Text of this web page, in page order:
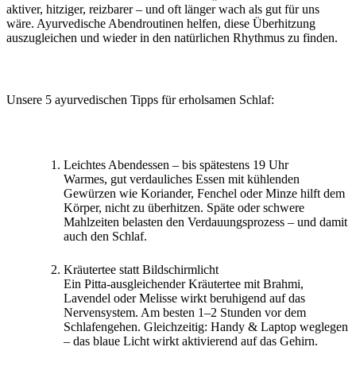
aktiver, hitziger, reizbarer – und oft länger wach als gut für uns
wäre. Ayurvedische Abendroutinen helfen, diese Überhitzung
auszugleichen und wieder in den natürlichen Rhythmus zu finden.
Unsere 5 ayurvedischen Tipps für erholsamen Schlaf:
Leichtes Abendessen – bis spätestens 19 Uhr
Warmes, gut verdauliches Essen mit kühlenden
Gewürzen wie Koriander, Fenchel oder Minze hilft dem
Körper, nicht zu überhitzen. Späte oder schwere
Mahlzeiten belasten den Verdauungsprozess – und damit
auch den Schlaf.
Kräutertee statt Bildschirmlicht
Ein Pitta-ausgleichender Kräutertee mit Brahmi,
Lavendel oder Melisse wirkt beruhigend auf das
Nervensystem. Am besten 1–2 Stunden vor dem
Schlafengehen. Gleichzeitig: Handy & Laptop weglegen
– das blaue Licht wirkt aktivierend auf das Gehirn.